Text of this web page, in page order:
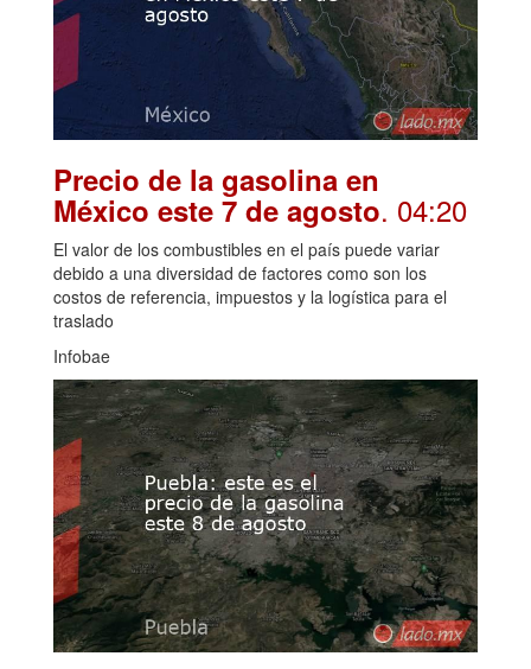
Precio de la gasolina en
México este 7 de agosto. 04:20
El valor de los combustibles en el país puede variar
debido a una diversidad de factores como son los
costos de referencia, impuestos y la logística para el
traslado
Infobae